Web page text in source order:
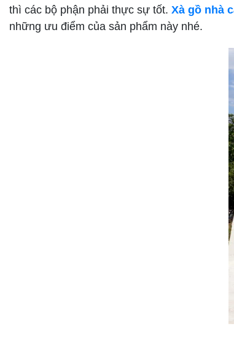
thì các bộ phận phải thực sự tốt. Xà gồ nhà
những ưu điểm của sản phẩm này nhé.